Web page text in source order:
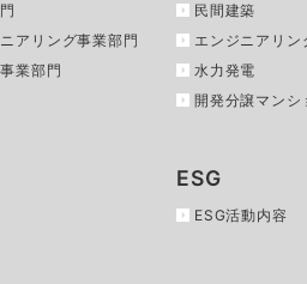
アリング事業部門
業部門
民間建築
エンジニアリン
水力発電
開発分譲マンシ
ESG
ESG活動内容